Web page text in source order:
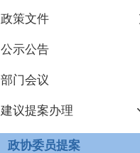
政策文件
公示公告
部门会议
建议提案办理
政协委员提案